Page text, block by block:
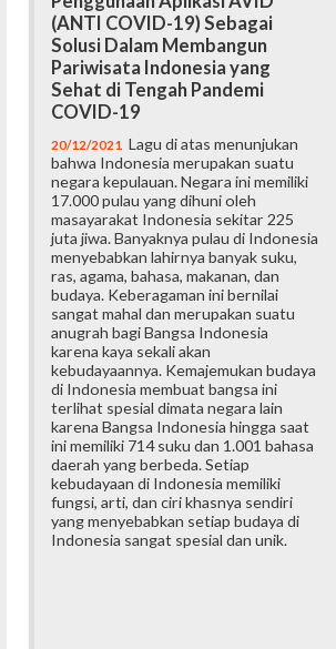
(ANTI COVID-19) Sebagai
Solusi Dalam Membangun
Pariwisata Indonesia yang
Sehat di Tengah Pandemi
COVID-19
20/12/2021 Lagu di atas menunjukan
bahwa Indonesia merupakan suatu
negara kepulauan. Negara ini memiliki
17.000 pulau yang dihuni oleh
masayarakat Indonesia sekitar 225
juta jiwa. Banyaknya pulau di Indonesia
menyebabkan lahirnya banyak suku,
ras, agama, bahasa, makanan, dan
budaya. Keberagaman ini bernilai
sangat mahal dan merupakan suatu
anugrah bagi Bangsa Indonesia
karena kaya sekali akan
kebudayaannya. Kemajemukan budaya
di Indonesia membuat bangsa ini
terlihat spesial dimata negara lain
karena Bangsa Indonesia hingga saat
ini memiliki 714 suku dan 1.001 bahasa
daerah yang berbeda. Setiap
kebudayaan di Indonesia memiliki
fungsi, arti, dan ciri khasnya sendiri
yang menyebabkan setiap budaya di
Indonesia sangat spesial dan unik.